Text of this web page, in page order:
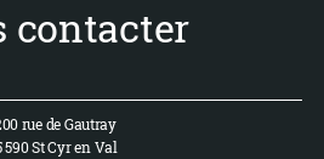
contacter
rue de Gautray
590 St Cyr en Val